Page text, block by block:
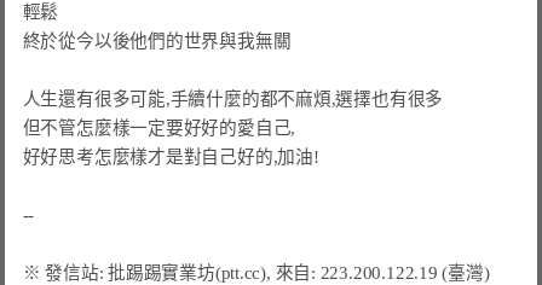
輕鬆
終於從今以後他們的世界與我無關
人生還有很多可能,手續什麼的都不麻煩,選擇也有很多
但不管怎麼樣一定要好好的愛自己,
好好思考怎麼樣才是對自己好的,加油!
※ 發信站: 批踢踢實業坊(ptt.cc), 來自: 223.200.122.19 (臺灣)